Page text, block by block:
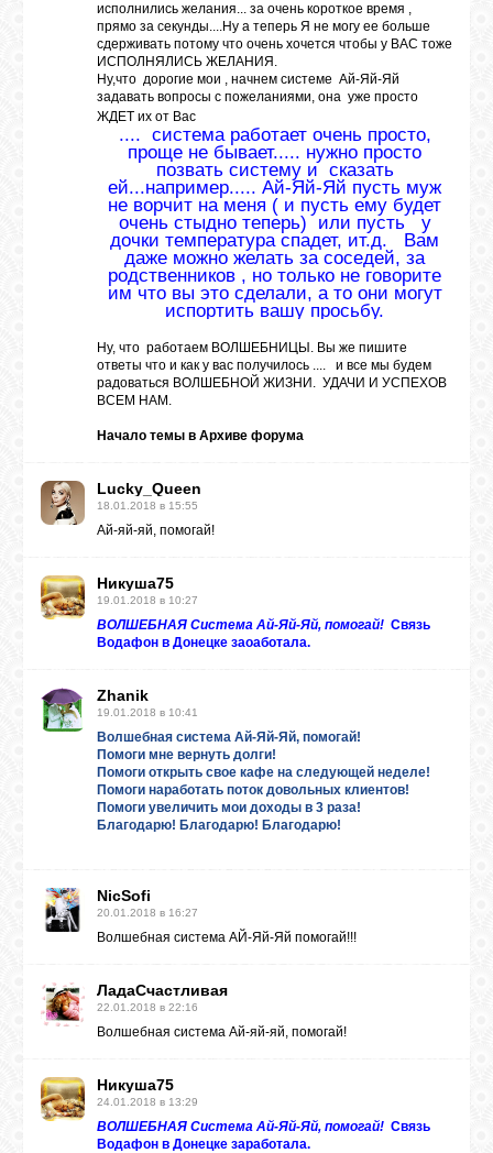
GOOGLE+
TWITTER
исполнились желания... за очень короткое время ,
прямо за секунды....Ну а теперь Я не могу ее больше
сдерживать потому что очень хочется чтобы у ВАС тоже
ИСПОЛНЯЛИСЬ ЖЕЛАНИЯ.
Ну,что дорогие мои , начнем системе Ай-Яй-Яй
задавать вопросы с пожеланиями, она уже просто
ЖДЕТ их от Вас
.... система работает очень просто,
проще не бывает..... нужно просто
позвать систему и сказать
ей...например..... Ай-Яй-Яй пусть муж
не ворчит на меня ( и пусть ему будет
очень стыдно теперь) или пусть у
дочки температура спадет, ит.д. Вам
даже можно желать за соседей, за
родственников , но только не говорите
им что вы это сделали, а то они могут
испортить вашу просьбу.
Ну, что работаем ВОЛШЕБНИЦЫ. Вы же пишите
ответы что и как у вас получилось .... и все мы будем
радоваться ВОЛШЕБНОЙ ЖИЗНИ. УДАЧИ И УСПЕХОВ
ВСЕМ НАМ.
Начало темы в Архиве форума
Lucky_Queen
18.01.2018 в 15:55
Ай-яй-яй, помогай!
Никуша75
19.01.2018 в 10:27
ВОЛШЕБНАЯ Система Ай-Яй-Яй, помогай! Связь
Водафон в Донецке заоаботала.
Zhanik
19.01.2018 в 10:41
Волшебная система Ай-Яй-Яй, помогай!
Помоги мне вернуть долги!
Помоги открыть свое кафе на следующей неделе!
Помоги наработать поток довольных клиентов!
Помоги увеличить мои доходы в 3 раза!
Благодарю! Благодарю! Благодарю!
NicSofi
20.01.2018 в 16:27
Волшебная система АЙ-Яй-Яй помогай!!!
ЛадаСчастливая
22.01.2018 в 22:16
Волшебная система Ай-яй-яй, помогай!
Никуша75
24.01.2018 в 13:29
ВОЛШЕБНАЯ Система Ай-Яй-Яй, помогай! Связь
Водафон в Донецке заработала.